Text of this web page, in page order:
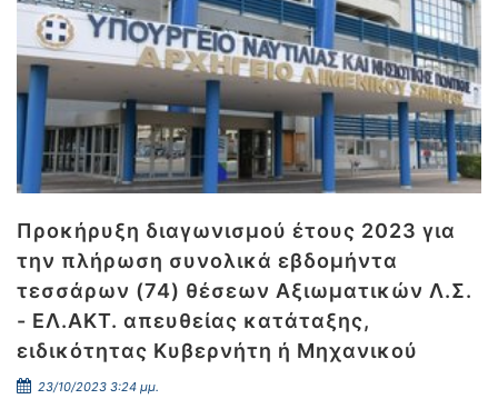
Προκήρυξη διαγωνισμού έτους 2023 για
την πλήρωση συνολικά εβδομήντα
τεσσάρων (74) θέσεων Αξιωματικών Λ.Σ.
- ΕΛ.ΑΚΤ. απευθείας κατάταξης,
ειδικότητας Κυβερνήτη ή Μηχανικού
23/10/2023 3:24 μμ.